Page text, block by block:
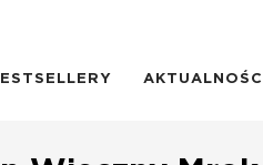
AKTUALNOŚCI